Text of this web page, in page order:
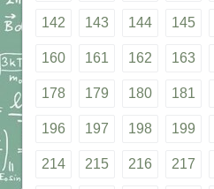
142 143 144 145
160 161 162 163
178 179 180 181
196 197 198 199
214 215 216 217